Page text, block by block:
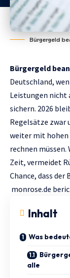
Bürgergeld
Bürgergeld
Deutschland,
Leistungen nicht
sichern. 2026
Regelsätze zwar
weiter mit hohen
rechnen
Zeit, vermeidet
Chance, dass der
monrose.de
Inhalt
Was
alle